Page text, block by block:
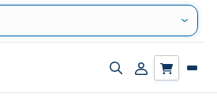
Zapnout/vypnout
Přihlásit/